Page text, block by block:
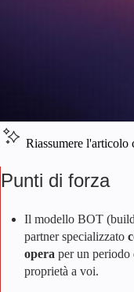
Riassumere l'articolo
Punti di forza
Il modello BOT
partner specializzato
opera per un
proprietà a voi.